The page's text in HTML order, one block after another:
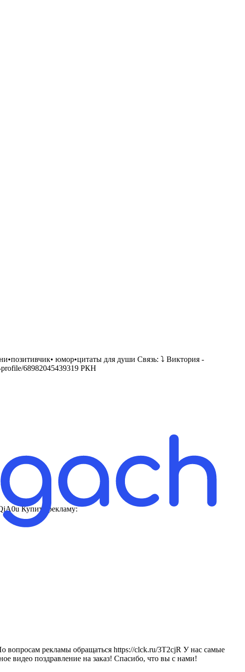
юмор•цитаты для души Связь: ⤵️ Виктория -
profile/68982045439319 РКН
Купить рекламу:
вопросам рекламы обращаться https://clck.ru/3T2cjR У нас самые
видео поздравление на заказ! Спасибо, что вы с нами!